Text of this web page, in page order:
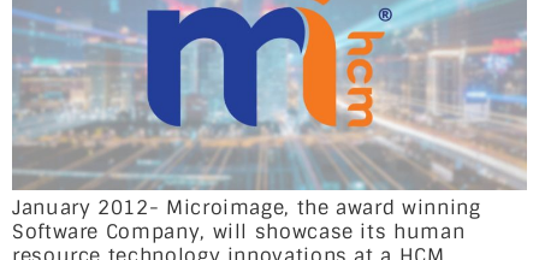
January 2012- Microimage, the award winning
Software Company, will showcase its human